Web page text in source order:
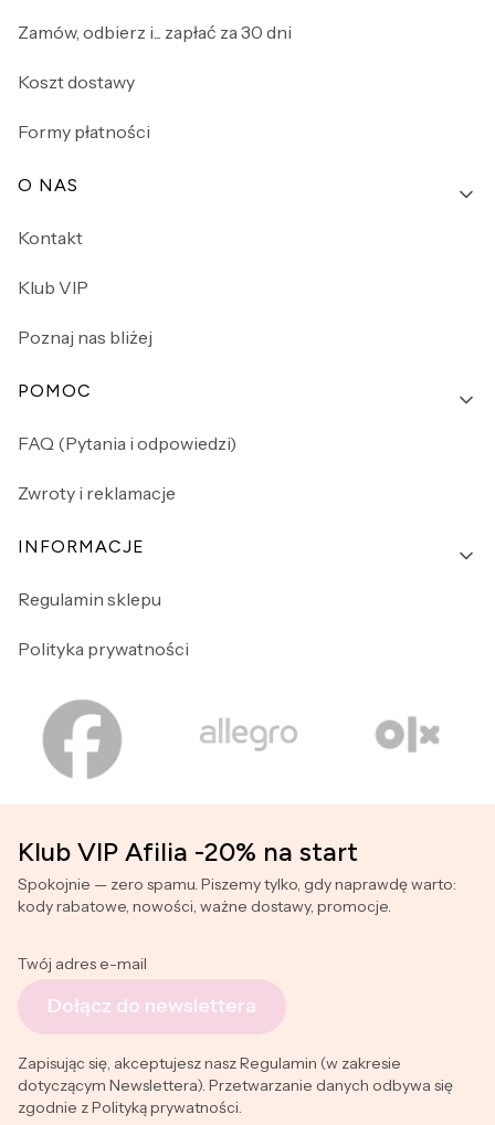
Zamów, odbierz i... zapłać za 30 dni
Koszt dostawy
Formy płatności
O NAS
Kontakt
Klub VIP
Poznaj nas bliżej
POMOC
FAQ (Pytania i odpowiedzi)
Zwroty i reklamacje
INFORMACJE
Regulamin sklepu
Polityka prywatności
Klub VIP Afilia -20% na start
Spokojnie — zero spamu. Piszemy tylko, gdy naprawdę warto:
kody rabatowe, nowości, ważne dostawy, promocje.
Twój adres e-mail
Dołącz do newslettera
Zapisując się, akceptujesz nasz Regulamin (w zakresie
dotyczącym Newslettera). Przetwarzanie danych odbywa się
zgodnie z Polityką prywatności.